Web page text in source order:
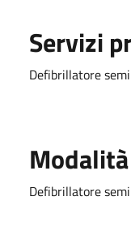
Servizi
Defibrillatore
Defibrillatore